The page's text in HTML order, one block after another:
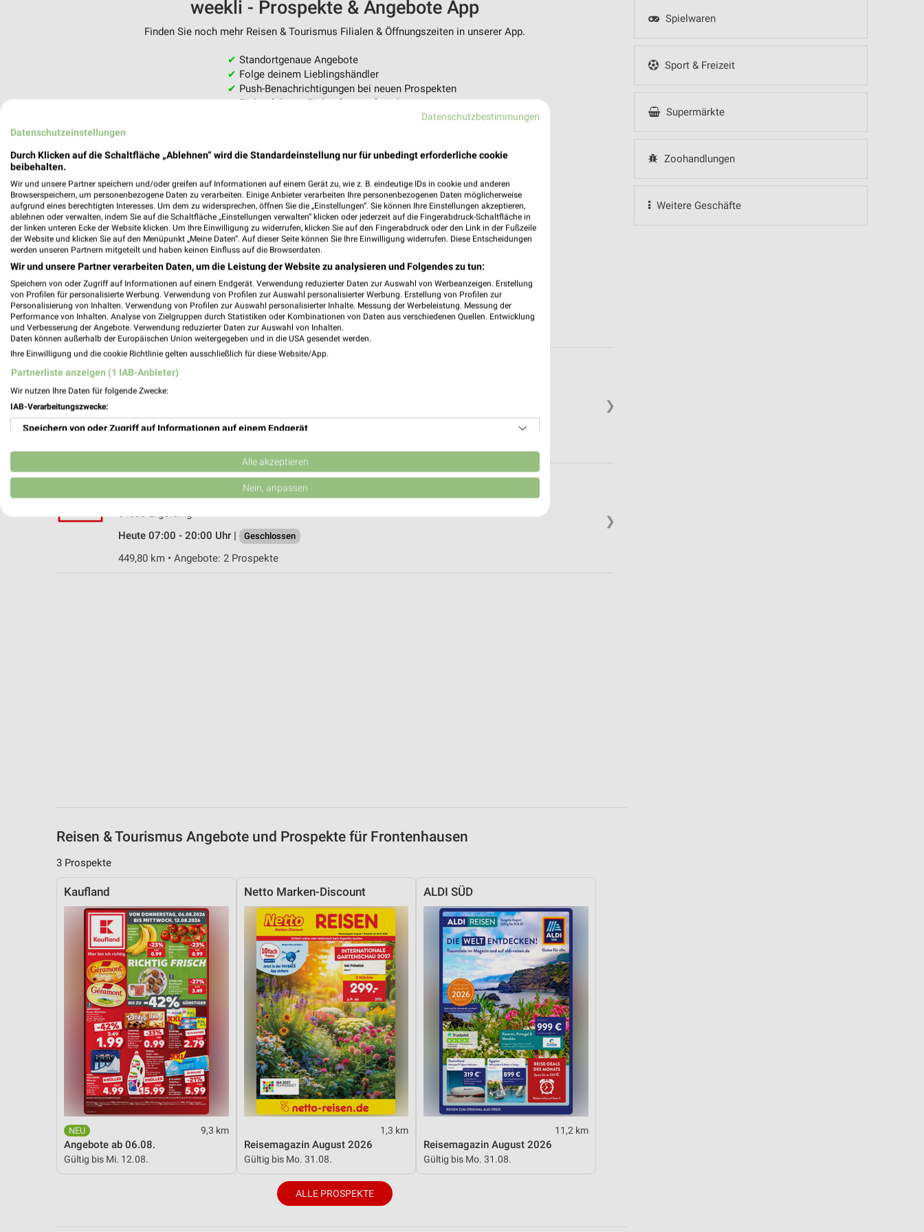
Spielwaren
Sport & Freizeit
Supermärkte
Zoohandlungen
Weitere Geschäfte
weekli - Prospekte & Angebote App
Finden Sie noch mehr Reisen & Tourismus Filialen & Öffnungszeiten in unserer App.
✔ Standortgenaue Angebote
✔ Folge deinem Lieblingshändler
✔ Push-Benachrichtigungen bei neuen Prospekten
✔Einkaufsliste - Einkauf stressfrei planen
❯
Kaufland Eggenfelden
84307 Eggenfelden
Heute 07:00 - 20:00 Uhr | Geschlossen
❯
Alte Regensburger Straße 21
84030 Ergolding
Heute 07:00 - 20:00 Uhr |
Geschlossen
449,80 km • Angebote: 2 Prospekte
Reisen & Tourismus Angebote und Prospekte für Frontenhausen
3 Prospekte
Kaufland
9,3 km
Angebote ab 06.08.
Gültig bis Mi. 12.08.
Netto Marken-Discount
1,3 km
Reisemagazin August 2026
Gültig bis Mo. 31.08.
ALDI SÜD
11,2 km
Reisemagazin August 2026
Gültig bis Mo. 31.08.
ALLE PROSPEKTE
Datenschutzbestimmungen
Datenschutzeinstellungen
Durch Klicken auf die Schaltfläche „Ablehnen“ wird die Standardeinstellung nur für unbedingt erforderliche cookie
beibehalten.
Wir und unsere Partner speichern und/oder greifen auf Informationen auf einem Gerät zu, wie z. B. eindeutige IDs in cookie und anderen
Browserspeichern, um personenbezogene Daten zu verarbeiten. Einige Anbieter verarbeiten Ihre personenbezogenen Daten möglicherweise
aufgrund eines berechtigten Interesses. Um dem zu widersprechen, öffnen Sie die „Einstellungen“. Sie können Ihre Einstellungen akzeptieren,
ablehnen oder verwalten, indem Sie auf die Schaltfläche „Einstellungen verwalten“ klicken oder jederzeit auf die Fingerabdruck-Schaltfläche in
der linken unteren Ecke der Website klicken. Um Ihre Einwilligung zu widerrufen, klicken Sie auf den Fingerabdruck oder den Link in der Fußzeile
der Website und klicken Sie auf den Menüpunkt „Meine Daten“. Auf dieser Seite können Sie Ihre Einwilligung widerrufen. Diese Entscheidungen
werden unseren Partnern mitgeteilt und haben keinen Einfluss auf die Browserdaten.
Wir und unsere Partner verarbeiten Daten, um die Leistung der Website zu analysieren und Folgendes zu tun:
Speichern von oder Zugriff auf Informationen auf einem Endgerät. Verwendung reduzierter Daten zur Auswahl von Werbeanzeigen. Erstellung
von Profilen für personalisierte Werbung. Verwendung von Profilen zur Auswahl personalisierter Werbung. Erstellung von Profilen zur
Personalisierung von Inhalten. Verwendung von Profilen zur Auswahl personalisierter Inhalte. Messung der Werbeleistung. Messung der
Performance von Inhalten. Analyse von Zielgruppen durch Statistiken oder Kombinationen von Daten aus verschiedenen Quellen. Entwicklung
und Verbesserung der Angebote. Verwendung reduzierter Daten zur Auswahl von Inhalten.
Daten können außerhalb der Europäischen Union weitergegeben und in die USA gesendet werden.
Ihre Einwilligung und die cookie Richtlinie gelten ausschließlich für diese Website/App.
Partnerliste anzeigen (1 IAB-Anbieter)
Wir nutzen Ihre Daten für folgende Zwecke:
IAB-Verarbeitungszwecke:
Speichern von oder Zugriff auf Informationen auf einem Endgerät
Verwendung reduzierter Daten zur Auswahl von Werbeanzeigen
Erstellung von Profilen für personalisierte Werbung
Erstellung von Profilen zur Personalisierung von Inhalten
Notwendig
Performance
Funktional
Alle akzeptieren
Nein, anpassen